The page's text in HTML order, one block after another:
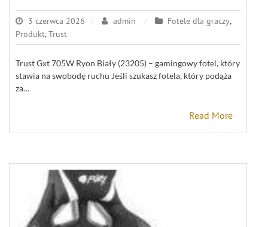
3 czerwca 2026 admin Fotele dla graczy,
Produkt,Trust
Trust Gxt 705W Ryon Biały (23205) – gamingowy fotel, który
stawia na swobodę ruchu Jeśli szukasz fotela, który podąża
za…
Read More